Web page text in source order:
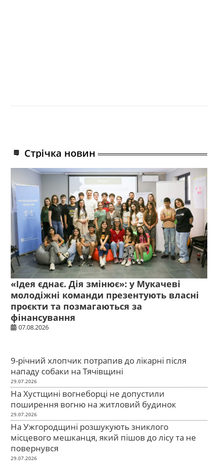
Стрічка новин
«Ідея єднає. Дія змінює»: у Мукачеві
молодіжні команди презентують власні
проєкти та позмагаються за
фінансування
07.08.2026
9-річний хлопчик потрапив до лікарні після
нападу собаки на Тячівщині
29.07.2026
На Хустщині вогнеборці не допустили
поширення вогню на житловий будинок
29.07.2026
На Ужгородщині розшукують зниклого
місцевого мешканця, який пішов до лісу та не
повернувся
29.07.2026